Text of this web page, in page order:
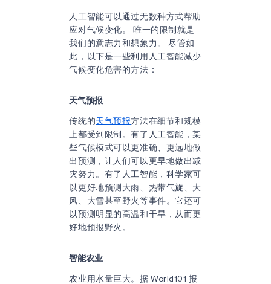
人工智能可以通过无数种方式帮助
应对气候变化。 唯一的限制就是
我们的意志力和想象力。 尽管如
此，以下是一些利用人工智能减少
气候变化危害的方法：
天气预报
传统的天气预报方法在细节和规模
上都受到限制。有了人工智能，某
些气候模式可以更准确、更远地做
出预测，让人们可以更早地做出减
灾努力。有了人工智能，科学家可
以更好地预测大雨、热带气旋、大
风、大雪甚至野火等事件。它还可
以预测明显的高温和干旱，从而更
好地预报野火。
智能农业
农业用水量巨大。据 World101 报